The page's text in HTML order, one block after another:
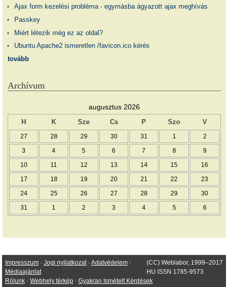
Ajax form kezelési probléma - egymásba ágyazott ajax meghívás
Passkey
Miért létezik még ez az oldal?
Ubuntu Apache2 ismeretlen /favicon.ico kérés
tovább
Archívum
augusztus 2026
H K Sze Cs P Szo V
27 28 29 30 31 1 2
3 4 5 6 7 8 9
10 11 12 13 14 15 16
17 18 19 20 21 22 23
24 25 26 27 28 29 30
31 1 2 3 4 5 6
(CC) Weblabor, 1999–2017
HU ISSN 1785-9573
Impresszum· Jogi nyilatkozat· Adatvédelem·
Médiaajánlat
Rólunk· Webhely térkép· Gyakran Ismételt Kérdések